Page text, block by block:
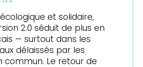
et solidaire,
2.0 séduit de plus en
— surtout dans les
délaissés par les
commun. Le retour de